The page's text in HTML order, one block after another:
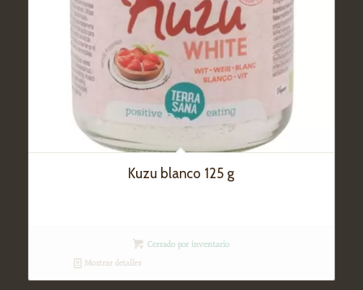
Kuzu blanco 125 g
Cerrado por inventario
Mostrar detalles